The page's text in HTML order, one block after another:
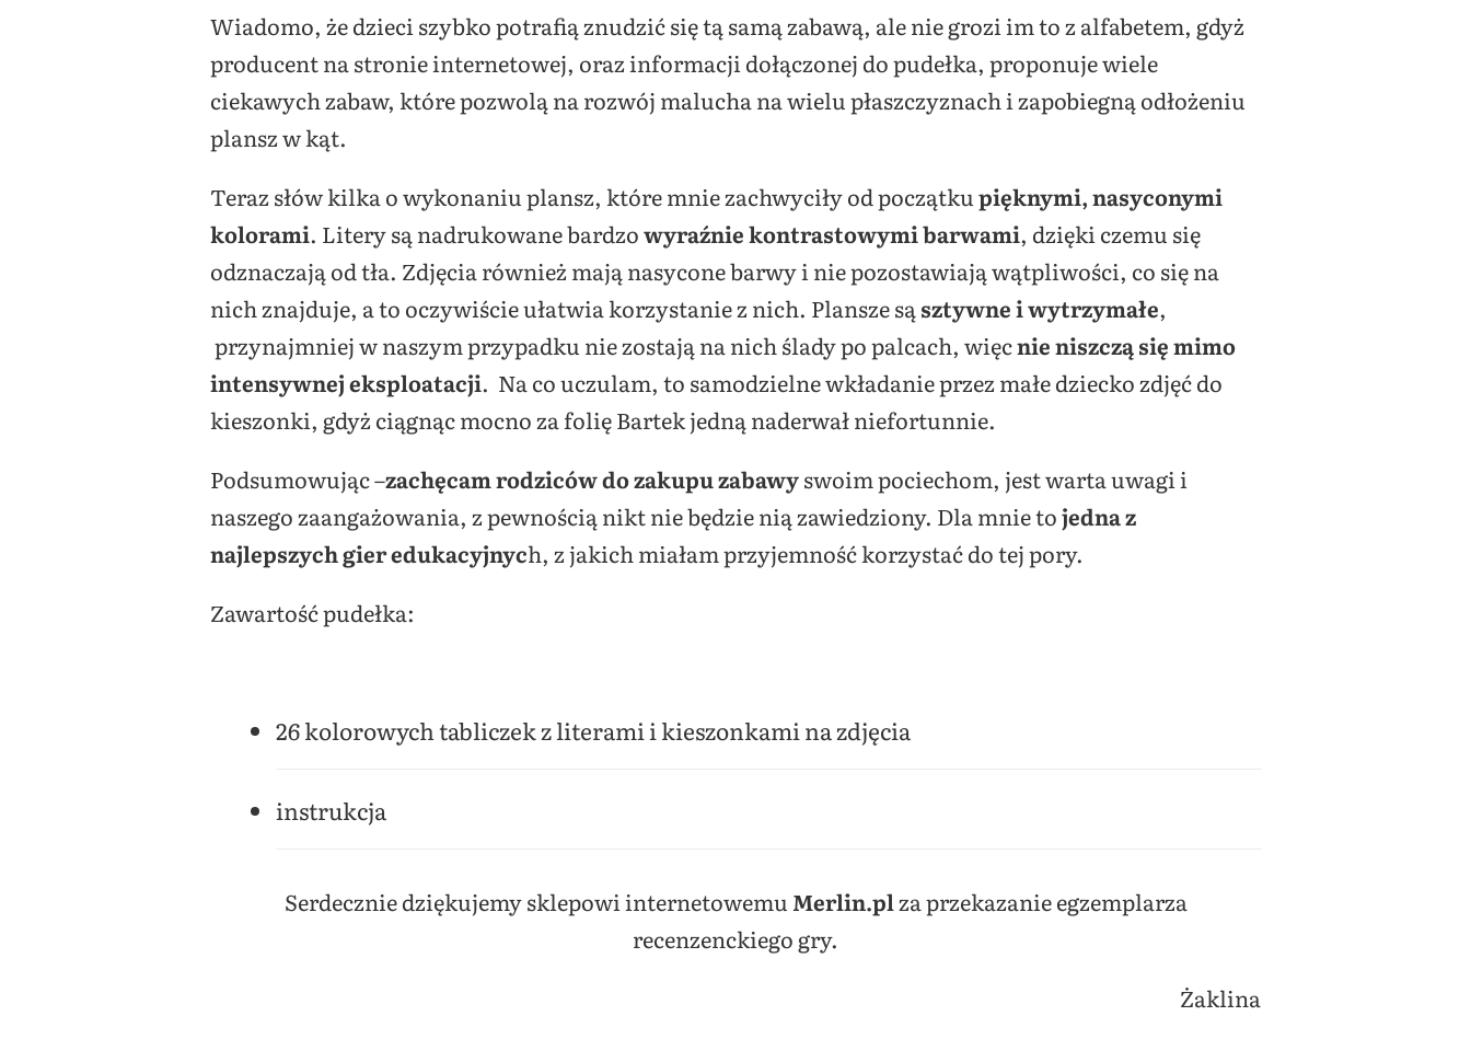
Wiadomo, że dzieci szybko potrafią znudzić się tą samą zabawą, ale nie grozi im to z alfabetem, gdyż
producent na stronie internetowej, oraz informacji dołączonej do pudełka, proponuje wiele
ciekawych zabaw, które pozwolą na rozwój malucha na wielu płaszczyznach i zapobiegną odłożeniu
plansz w kąt.
Teraz słów kilka o wykonaniu plansz, które mnie zachwyciły od początkupięknymi, nasyconymi
kolorami. Litery są nadrukowane bardzowyraźnie kontrastowymi barwami, dzięki czemu się
odznaczają od tła. Zdjęcia również mają nasycone barwy i nie pozostawiają wątpliwości, co się na
nich znajduje, a to oczywiście ułatwia korzystanie z nich. Plansze sąsztywne i wytrzymałe,
przynajmniej w naszym przypadku nie zostają na nich ślady po palcach, więcnie niszczą się mimo
intensywnej eksploatacji. Na co uczulam, to samodzielne wkładanie przez małe dziecko zdjęć do
kieszonki, gdyż ciągnąc mocno za folię Bartek jedną naderwał niefortunnie.
Podsumowując –zachęcam rodziców do zakupu zabawyswoim pociechom, jest warta uwagi i
naszego zaangażowania, z pewnością nikt nie będzie nią zawiedziony. Dla mnie tojedna z
najlepszych gier edukacyjnych, z jakich miałam przyjemność korzystać do tej pory.
Zawartość pudełka:
26 kolorowych tabliczek z literami i kieszonkami na zdjęcia
instrukcja
Serdecznie dziękujemy sklepowi internetowemuMerlin.plza przekazanie egzemplarza
recenzenckiego gry.
Żaklina